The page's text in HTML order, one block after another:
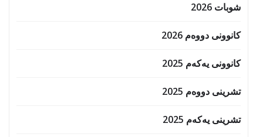
شوبات 2026
کانوونی دووەم 2026
کانوونی یەکەم 2025
تشرینی دووەم 2025
تشرینی یەکەم 2025